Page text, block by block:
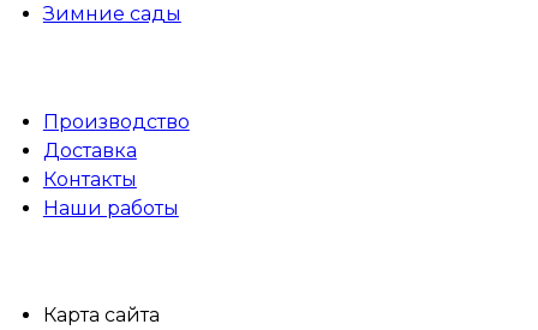
Зимние сады
Производство
Доставка
Контакты
Наши работы
Карта сайта